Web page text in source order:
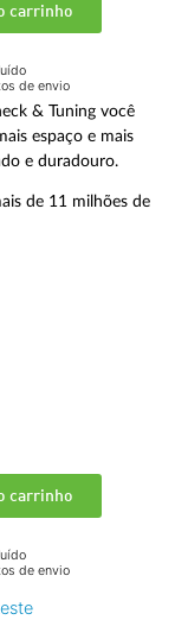
carrinho
de envio
& Tuning você
espaço e mais
e duradouro.
de 11 milhões de
carrinho
de envio